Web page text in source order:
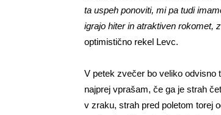
ta uspeh ponoviti, mi pa tudi
igrajo hiter in atraktiven rokomet,
optimistično rekel Levc.
V petek zvečer bo veliko odvisno
najprej vprašam, če ga je strah
v zraku, strah pred poletom torej